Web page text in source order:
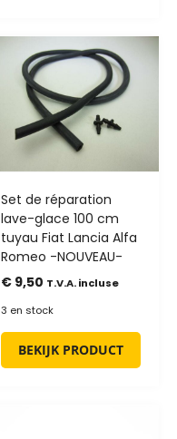
Set de réparation
lave-glace 100 cm
tuyau Fiat Lancia Alfa
Romeo -NOUVEAU-
€ 9,50 T.V.A. incluse
3 en stock
BEKIJK PRODUCT